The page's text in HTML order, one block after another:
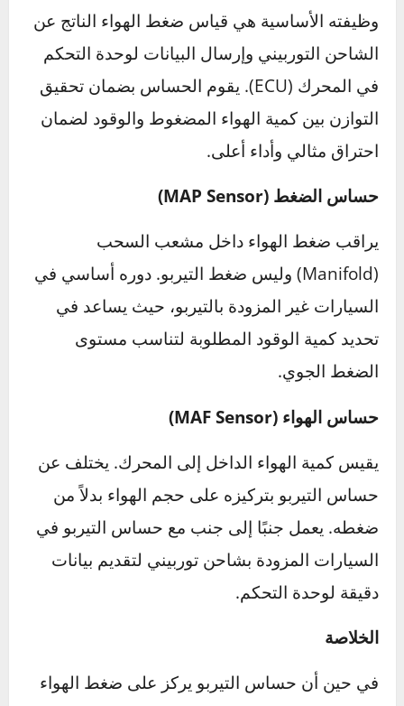
المنتظمين مع الالتزام باستخدام الزيوت والقطع
المناسبة. اتباع هذه الخطوات يضمن عمرًا أطول
للتيربو وكفاءة أعلى للمحرك.
الفرق بين حساس التيربو
وحساسات أخرى في المحرك
التي تعمل معًا لضمان الكفاءة والأداء المثالي.
حساس التيربو يتميز بوظيفته المحددة، لكن لفهم
أهميته، يجب مقارنته بحساسات أخرى مثل
الضغط و حساس الهواء
حساس التيربو
وظيفته الأساسية هي قياس ضغط الهواء الناتج عن
الشاحن التوربيني وإرسال البيانات لوحدة التحكم
في المحرك (ECU). يقوم الحساس بضمان تحقيق
التوازن بين كمية الهواء المضغوط والوقود لضمان
احتراق مثالي وأداء أعلى.
حساس الضغط (MAP Sensor)
يراقب ضغط الهواء داخل مشعب السحب